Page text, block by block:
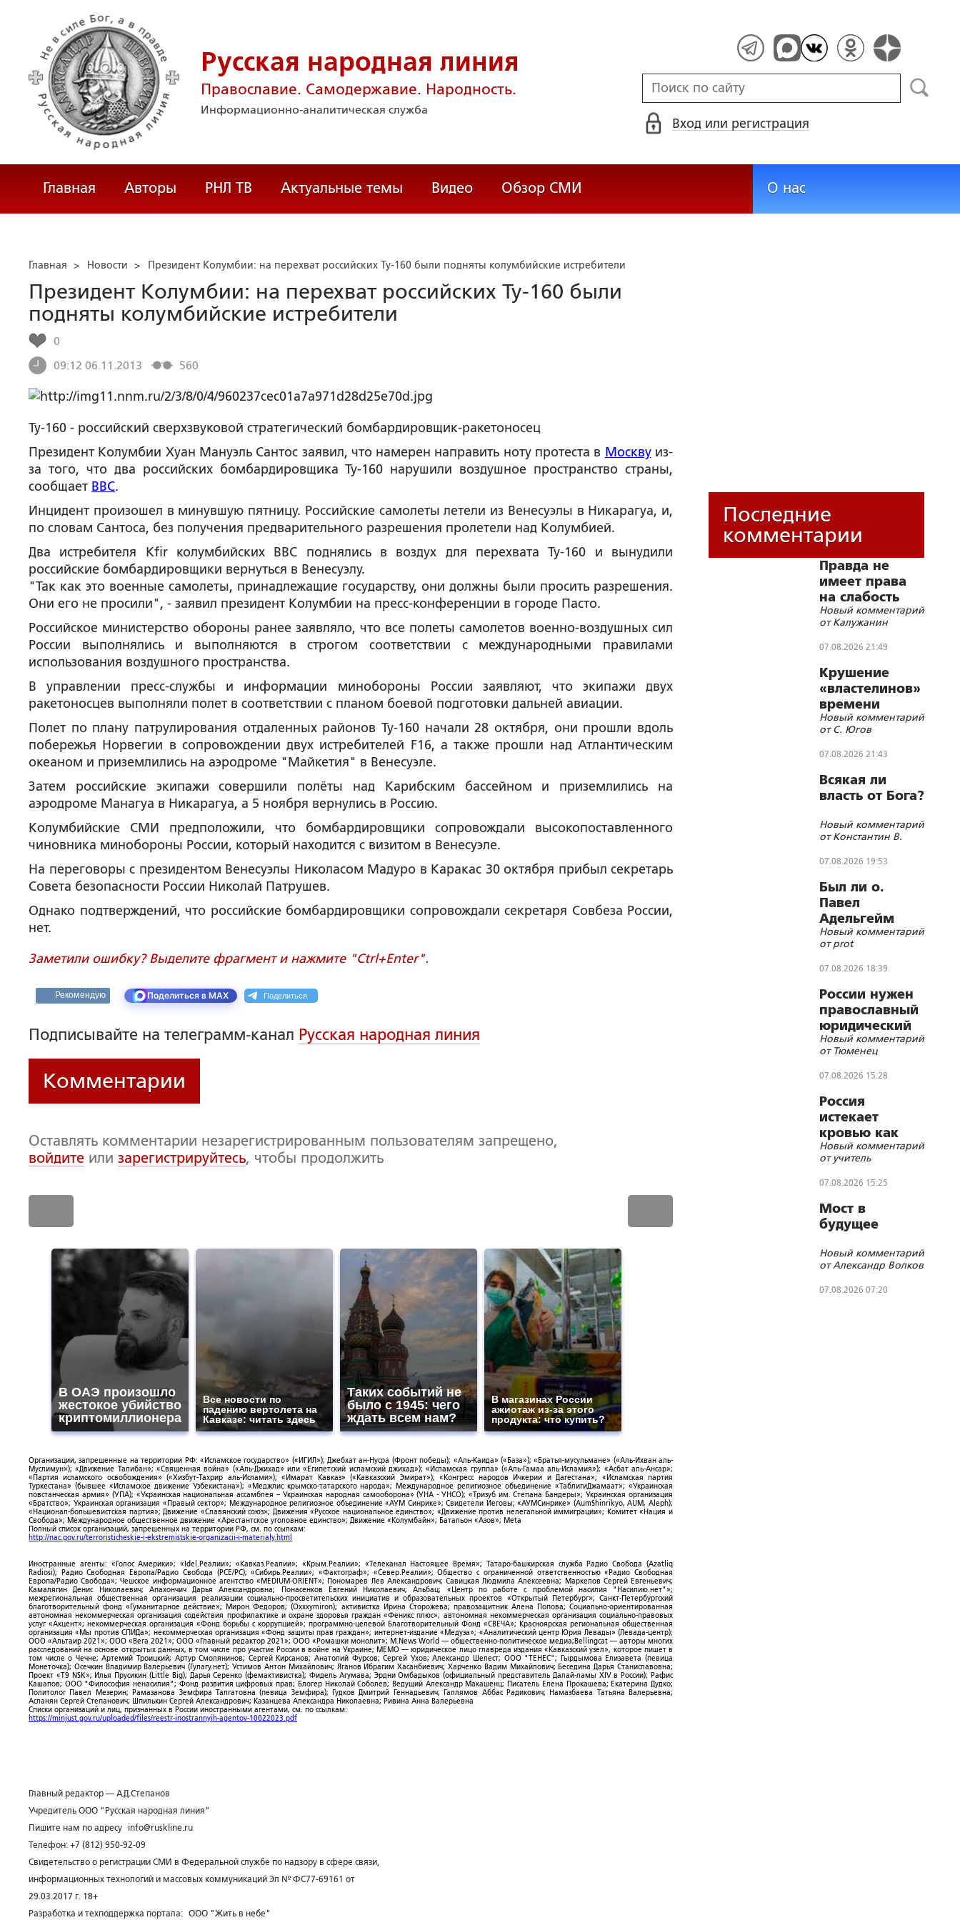
Русская народная линия
Православие. Самодержавие. Народность.
Информационно-аналитическая служба
Вход или регистрация
Главная Авторы РНЛ ТВ Актуальные темы Видео Обзор СМИ О нас
Главная > Новости > Президент Колумбии: на перехват российских Ту-160 были подняты колумбийские истребители
Президент Колумбии: на перехват российских Ту-160 были
подняты колумбийские истребители
0
09:12 06.11.2013
560
Ту-160 - российский сверхзвуковой стратегический бомбардировщик-ракетоносец
Президент Колумбии Хуан Мануэль Сантос заявил, что намерен направить ноту протеста в Москвуиз-
за того, что два российских бомбардировщика Ту-160 нарушили воздушное пространство страны,
сообщает BBC.
Инцидент произошел в минувшую пятницу. Российские самолеты летели из Венесуэлы в Никарагуа, и,
по словам Сантоса, без получения предварительного разрешения пролетели над Колумбией.
Два истребителя Kfir колумбийских ВВС поднялись в воздух для перехвата Ту-160 и вынудили
российские бомбардировщики вернуться в Венесуэлу.
"Так как это военные самолеты, принадлежащие государству, они должны были просить разрешения.
Они его не просили", - заявил президент Колумбии на пресс-конференции в городе Пасто.
Российское министерство обороны ранее заявляло, что все полеты самолетов военно-воздушных сил
России выполнялись и выполняются в строгом соответствии с международными правилами
использования воздушного пространства.
В управлении пресс-службы и информации минобороны России заявляют, что экипажи двух
ракетоносцев выполняли полет в соответствии с планом боевой подготовки дальней авиации.
Полет по плану патрулирования отдаленных районов Ту-160 начали 28 октября, они прошли вдоль
побережья Норвегии в сопровождении двух истребителей F16, а также прошли над Атлантическим
океаном и приземлились на аэродроме "Майкетия" в Венесуэле.
Затем российские экипажи совершили полёты над Карибским бассейном и приземлились на
аэродроме Манагуа в Никарагуа, а 5 ноября вернулись в Россию.
Колумбийские СМИ предположили, что бомбардировщики сопровождали высокопоставленного
чиновника минобороны России, который находится с визитом в Венесуэле.
На переговоры с президентом Венесуэлы Николасом Мадуро в Каракас 30 октября прибыл секретарь
Совета безопасности России Николай Патрушев.
Однако подтверждений, что российские бомбардировщики сопровождали секретаря Совбеза России,
нет.
Заметили ошибку? Выделите фрагмент и нажмите "Ctrl+Enter".
Рекомендую Поделиться в MAX Поделиться
Подписывайте на телеграмм-канал Русская народная линия
Комментарии
Оставлять комментарии незарегистрированным пользователям запрещено,
войдите или зарегистрируйтесь, чтобы продолжить
В ОАЭ произошло
жестокое убийство
криптомиллионера
Все новости по
падению вертолета на
Кавказе: читать здесь
Таких событий не
было с 1945: чего
ждать всем нам?
В магазинах России
ажиотаж из-за этого
продукта: что купить?
Организации, запрещенные на территории РФ: «Исламское государство» («ИГИЛ»); Джебхат ан-Нусра (Фронт победы); «Аль-Каида» («База»); «Братья-мусульмане» («Аль-Ихван аль-
Муслимун»); «Движение Талибан»; «Священная война» («Аль-Джихад» или «Египетский исламский джихад»); «Исламская группа» («Аль-Гамаа аль-Исламия»); «Асбат аль-Ансар»;
«Партия исламского освобождения» («Хизбут-Тахрир аль-Ислами»); «Имарат Кавказ» («Кавказский Эмират»); «Конгресс народов Ичкерии и Дагестана»; «Исламская партия
Туркестана» (бывшее «Исламское движение Узбекистана»); «Меджлис крымско-татарского народа»; Международное религиозное объединение «ТаблигиДжамаат»; «Украинская
повстанческая армия» (УПА); «Украинская национальная ассамблея – Украинская народная самооборона» (УНА - УНСО); «Тризуб им. Степана Бандеры»; Украинская организация
«Братство»; Украинская организация «Правый сектор»; Международное религиозное объединение «АУМ Синрике»; Свидетели Иеговы; «АУМСинрике» (AumShinrikyo, AUM, Aleph);
«Национал-большевистская партия»; Движение «Славянский союз»; Движения «Русское национальное единство»; «Движение против нелегальной иммиграции»; Комитет «Нация и
Свобода»; Международное общественное движение «Арестантское уголовное единство»; Движение «Колумбайн»; Батальон «Азов»; Meta
Полный список организаций, запрещенных на территории РФ, см. по ссылкам:
http://nac.gov.ru/terroristicheskie-i-ekstremistskie-organizacii-i-materialy.html
Иностранные агенты: «Голос Америки»; «Idel.Реалии»; «Кавказ.Реалии»; «Крым.Реалии»; «Телеканал Настоящее Время»; Татаро-башкирская служба Радио Свобода (Azatliq
Radiosi); Радио Свободная Европа/Радио Свобода (PCE/PC); «Сибирь.Реалии»; «Фактограф»; «Север.Реалии»; Общество с ограниченной ответственностью «Радио Свободная
Европа/Радио Свобода»; Чешское информационное агентство «MEDIUM-ORIENT»; Пономарев Лев Александрович; Савицкая Людмила Алексеевна; Маркелов Сергей Евгеньевич;
Камалягин Денис Николаевич; Апахончич Дарья Александровна; Понасенков Евгений Николаевич; Альбац; «Центр по работе с проблемой насилия "Насилию.нет"»;
межрегиональная общественная организация реализации социально-просветительских инициатив и образовательных проектов «Открытый Петербург»; Санкт-Петербургский
благотворительный фонд «Гуманитарное действие»; Мирон Федоров; (Oxxxymiron); активистка Ирина Сторожева; правозащитник Алена Попова; Социально-ориентированная
автономная некоммерческая организация содействия профилактике и охране здоровья граждан «Феникс плюс»; автономная некоммерческая организация социально-правовых
услуг «Акцент»; некоммерческая организация «Фонд борьбы с коррупцией»; программно-целевой Благотворительный Фонд «СВЕЧА»; Красноярская региональная общественная
организация «Мы против СПИДа»; некоммерческая организация «Фонд защиты прав граждан»; интернет-издание «Медуза»; «Аналитический центр Юрия Левады» (Левада-центр);
ООО «Альтаир 2021»; ООО «Вега 2021»; ООО «Главный редактор 2021»; ООО «Ромашки монолит»; M.News World — общественно-политическое медиа;Bellingcat — авторы многих
расследований на основе открытых данных, в том числе про участие России в войне на Украине; МЕМО — юридическое лицо главреда издания «Кавказский узел», которое пишет в
том числе о Чечне; Артемий Троицкий; Артур Смолянинов; Сергей Кирсанов; Анатолий Фурсов; Сергей Ухов; Александр Шелест; ООО "ТЕНЕС"; Гырдымова Елизавета (певица
Монеточка); Осечкин Владимир Валерьевич (Гулагу.нет); Устимов Антон Михайлович; Яганов Ибрагим Хасанбиевич; Харченко Вадим Михайлович; Беседина Дарья Станиславовна;
Проект «T9 NSK»; Илья Прусикин (Little Big); Дарья Серенко (фемактивистка); Фидель Агумава; Эрдни Омбадыков (официальный представитель Далай-ламы XIV в России); Рафис
Кашапов; ООО "Философия ненасилия"; Фонд развития цифровых прав; Блогер Николай Соболев; Ведущий Александр Макашенц; Писатель Елена Прокашева; Екатерина Дудко;
Политолог Павел Мезерин; Рамазанова Земфира Талгатовна (певица Земфира); Гудков Дмитрий Геннадьевич; Галлямов Аббас Радикович; Намазбаева Татьяна Валерьевна;
Асланян Сергей Степанович; Шпилькин Сергей Александрович; Казанцева Александра Николаевна; Ривина Анна Валерьевна
Списки организаций и лиц, признанных в России иностранными агентами, см. по ссылкам:
https://minjust.gov.ru/uploaded/files/reestr-inostrannyih-agentov-10022023.pdf
Последние
комментарии
Правда не
имеет права
на слабость
Новый комментарий
от Калужанин
07.08.2026 21:49
Крушение
«властелинов»
времени
Новый комментарий
от С. Югов
07.08.2026 21:43
Всякая ли
власть от Бога?
Новый комментарий
от Константин В.
07.08.2026 19:53
Был ли о.
Павел
Адельгейм
членом
кочетковского
братства?
Новый комментарий
от prot
07.08.2026 18:39
России нужен
православный
юридический
СОБР
Новый комментарий
от Тюменец
07.08.2026 15:28
Россия
истекает
кровью как
жертвенное
животное?
Новый комментарий
от учитель
07.08.2026 15:25
Мост в
будущее
Новый комментарий
от Александр Волков
07.08.2026 07:20
Главный редактор — А.Д.Степанов
Учредитель ООО "Русская народная линия"
Пишите нам по адресу
info@ruskline.ru
Телефон: +7 (812) 950-92-09
Свидетельство о регистрации СМИ в Федеральной службе по надзору в сфере связи,
информационных технологий и массовых коммуникаций Эл № ФС77-69161 от
29.03.2017 г. 18+
Разработка и техподдержка портала: ООО "Жить в небе"